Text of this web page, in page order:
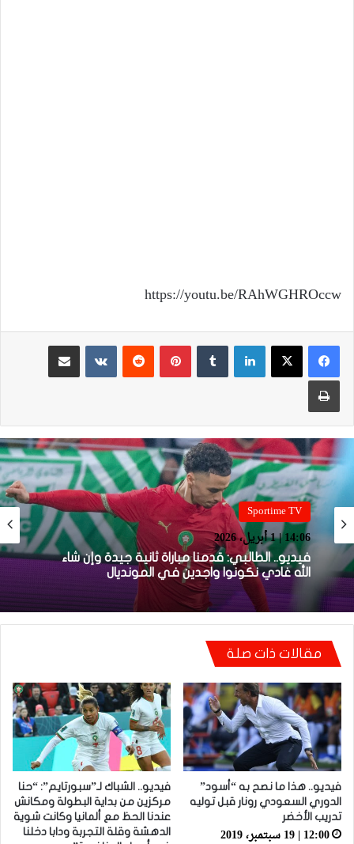
https://youtu.be/RAhWGHROccw
لينكدإن بينتيريست
مشاركة عبر البريد
طباعة
Sportime TV
14:06 | 1 أبريل، 2026
فيديو.. الطالبي: قدمنا مباراة ثانية جيدة وإن شاء
الله غادي نكونوا واجدين في المونديال
مقالات ذات صلة
فيديو.. هذا ما نصح به “أسود”
الدوري السعودي رونار قبل توليه
تدريب الأخضر
12:00 | 19 سبتمبر، 2019
فيديو.. الشباك لـ”سبورتايم”: “حنا
مركزين من بداية البطولة ومكانش
عندنا الحظ مع ألمانيا وكانت شوية
الدهشة وقلة التجربة ودابا دخلنا